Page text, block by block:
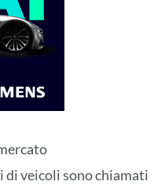
veicoli sono chiamati